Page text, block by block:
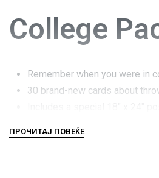
College
Remember when you were in
30 brand-new cards about